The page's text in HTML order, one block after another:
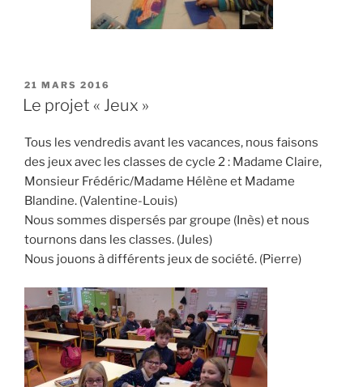
PUBLIÉ
LE
21 MARS 2016
Le projet « Jeux »
Tous les vendredis avant les vacances, nous faisons
des jeux avec les classes de cycle 2 : Madame Claire,
Monsieur Frédéric/Madame Hélène et Madame
Blandine. (Valentine-Louis)
Nous sommes dispersés par groupe (Inès) et nous
tournons dans les classes. (Jules)
Nous jouons à différents jeux de société. (Pierre)